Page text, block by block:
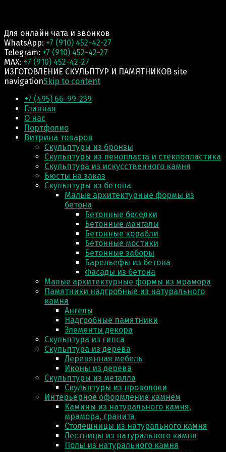
Для онлайн чата и звонков
WhatsApp: +7 (910) 452-42-27
Telegram: +7 (910) 452-42-27
MAX: +7 (910) 452-42-27
ИЗГОТОВЛЕНИЕ СКУЛЬПТУР И ПАМЯТНИКОВ site
navigationSkip to content
+7 (495) 66-99-239
Главная
О нас
Портфолио
Витрина товаров
Скульптуры из бронзы
Скульптуры из пенопласта и стеклопластика
Скульптура из искусственного камня
Бюсты на заказ
Скульптуры из бетона
Малые архитектурные формы из
бетона
Бетонные беседки
Бетонные мангалы
Бетонные корабли
Бетонные мостики
Бетонные заборы
Барельефы из бетона
Фасады из бетона
Малые архитектурные формы из мрамора
Памятники надгробные из натурального
камня
Ангелы
Надгробные памятники
Элементы декора
Скульптура из гипса
Скульптура из деревa
Деревянная мебель
Иконы из дерева
Скульптуры из металла
Скульптуры из проволоки
Интерьерное оформление камнем
Камины из натурального камня,
мрамора, гранита
Столешницы из натурального камня
Лестницы из натурального камня
Полы из натурального камня